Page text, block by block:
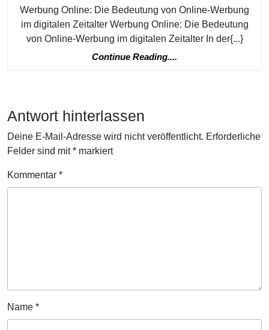
der
Online-
Sichtbarkeit
Werbung Online: Die Bedeutung von Online-Werbung
im digitalen Zeitalter Werbung Online: Die Bedeutung
von Online-Werbung im digitalen Zeitalter In der{...}
Continue Reading....
Antwort hinterlassen
Deine E-Mail-Adresse wird nicht veröffentlicht. Erforderliche
Felder sind mit* markiert
Kommentar *
Name *